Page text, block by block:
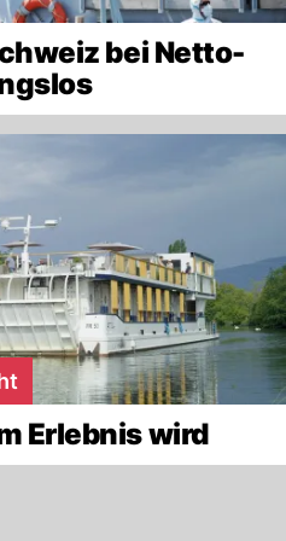
bei Netto-
Erlebnis wird